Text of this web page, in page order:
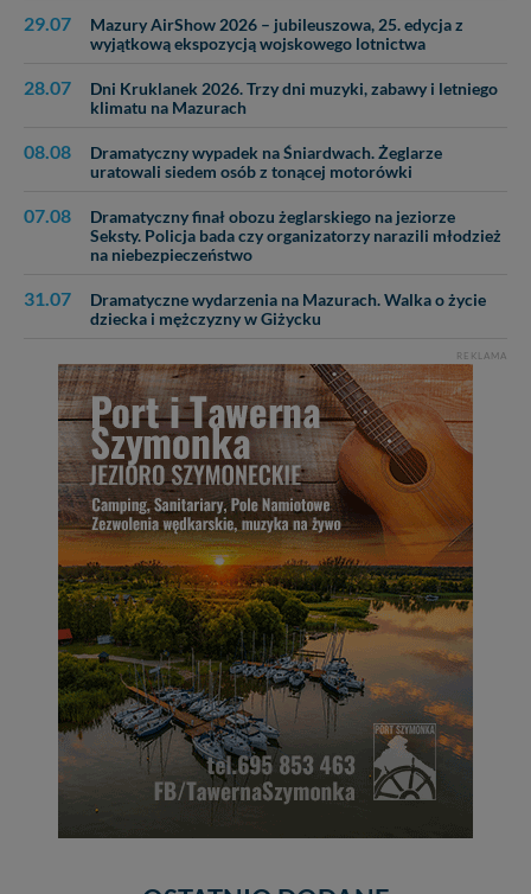
29.07
Mazury AirShow 2026 – jubileuszowa, 25. edycja z
wyjątkową ekspozycją wojskowego lotnictwa
28.07
Dni Kruklanek 2026. Trzy dni muzyki, zabawy i letniego
klimatu na Mazurach
08.08
Dramatyczny wypadek na Śniardwach. Żeglarze
uratowali siedem osób z tonącej motorówki
07.08
Dramatyczny finał obozu żeglarskiego na jeziorze
Seksty. Policja bada czy organizatorzy narazili młodzież
na niebezpieczeństwo
31.07
Dramatyczne wydarzenia na Mazurach. Walka o życie
dziecka i mężczyzny w Giżycku
REKLAMA